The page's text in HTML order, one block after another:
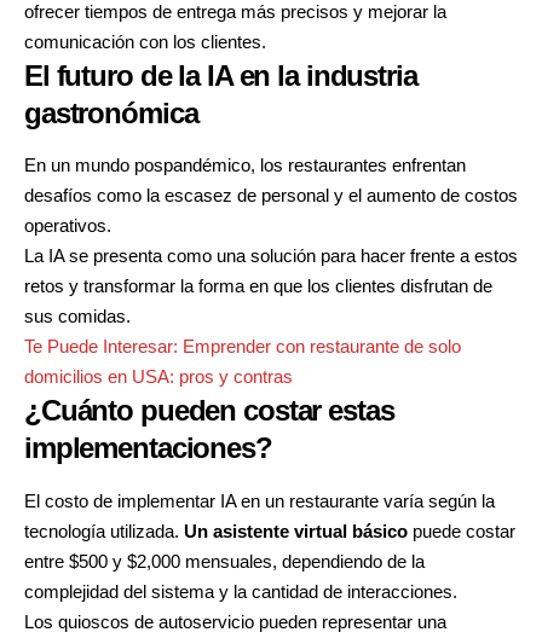
ofrecer tiempos de entrega más precisos y mejorar la
comunicación con los clientes.
El futuro de la IA en la industria
gastronómica
En un mundo pospandémico, los restaurantes enfrentan
desafíos como la escasez de personal y el aumento de costos
operativos.
La IA se presenta como una solución para hacer frente a estos
retos y transformar la forma en que los clientes disfrutan de
sus comidas.
Te Puede Interesar: Emprender con restaurante de solo
domicilios en USA: pros y contras
¿Cuánto pueden costar estas
implementaciones?
El costo de implementar IA en un restaurante varía según la
tecnología utilizada. Un asistente virtual básico puede costar
entre $500 y $2,000 mensuales, dependiendo de la
complejidad del sistema y la cantidad de interacciones.
Los quioscos de autoservicio pueden representar una